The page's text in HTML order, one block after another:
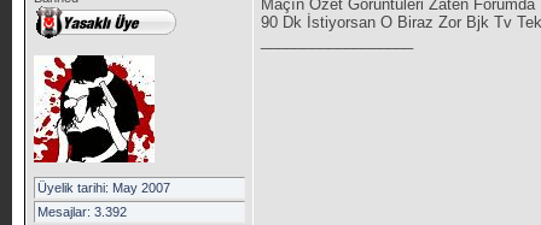
Üyelik tarihi: May 2007
Mesajlar: 3.392
Maçın Özet Görüntüleri Zaten
90 Dk İstiyorsan O Biraz Zor Bjk Tv